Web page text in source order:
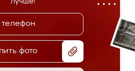
фото